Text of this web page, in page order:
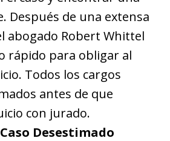
Después de una extensa
abogado Robert Whittel
rápido para obligar al
Todos los cargos
antes de que
con jurado.
Caso Desestimado